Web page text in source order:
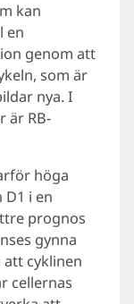
kan
en
genom att
som är
nya. I
är RB-
höga
D1 i en
prognos
gynna
att cyklinen
cellernas